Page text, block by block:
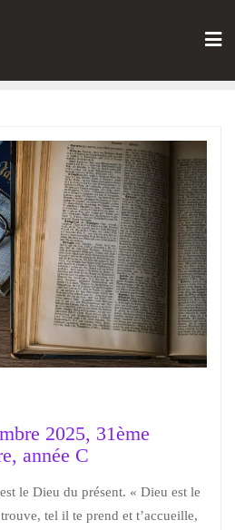
2025, 31ème
année C
le Dieu du présent. « Dieu est le
tel il te prend et t’accueille,